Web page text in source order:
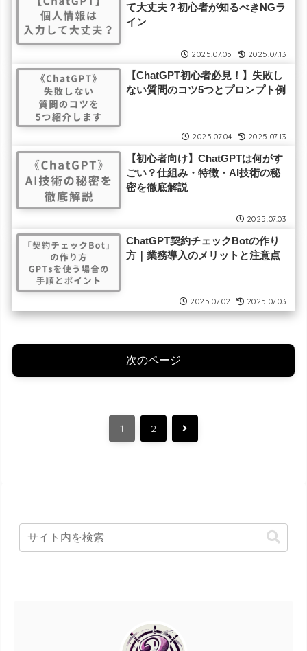
て大丈夫？初心者が知るべきNGラ
イン
2025.07.05 2025.07.13
【ChatGPT初心者必見！】失敗し
ない質問のコツ5つとプロンプト例
2025.07.04 2025.07.13
【初心者向け】ChatGPTは何がす
ごい？仕組み・特徴・AI技術の秘
密を徹底解説
2025.07.03
ChatGPT契約チェックBotの作り
方｜業務導入のメリットと注意点
2025.07.02 2025.07.03
次のページ
1 2 次